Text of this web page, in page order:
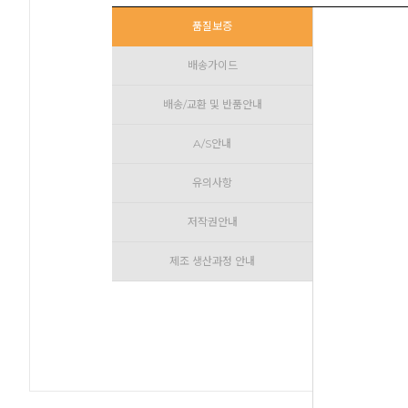
품질보증
배송가이드
배송/교환 및 반품안내
A/S안내
유의사항
저작권안내
제조 생산과정 안내